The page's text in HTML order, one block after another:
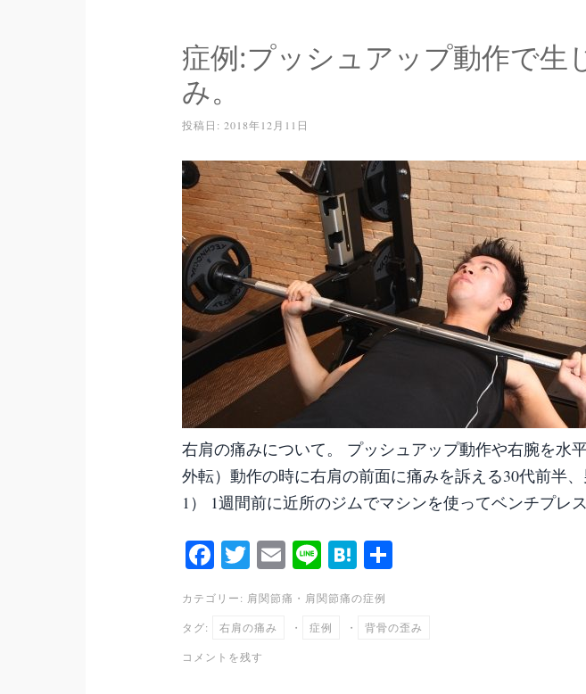
症例:プッシュアップ動作で生
み。
投稿日: 2018年12月11日
右肩の痛みについて。 プッシュアップ動作や右腕を水
外転）動作の時に右肩の前面に痛みを訴える30代前半
1） 1週間前に近所のジムでマシンを使ってベンチプ
Fa
ce
bo
ok
T
wi
tte
r
E
m
ail
Li
ne
H
at
en
a
共
カテゴリー: 肩関節痛 ・ 肩関節痛の症例
タグ: 右肩の痛み ・ 症例 ・ 背骨の歪み
コメントを残す